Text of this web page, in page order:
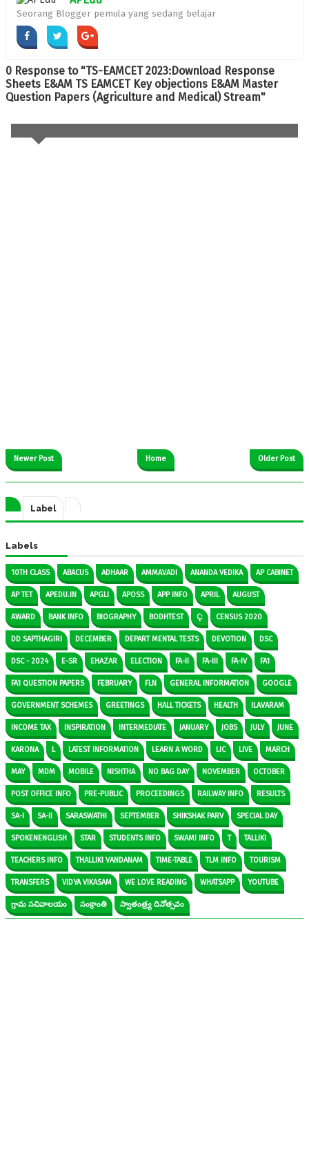
Seorang Blogger pemula yang sedang belajar
0 Response to "TS-EAMCET 2023:Download Response
Sheets E&AM TS EAMCET Key objections E&AM Master
Question Papers (Agriculture and Medical) Stream"
Newer Post Older Post
Home
Label
Labels
10TH CLASS ABACUS ADHAAR AMMAVADI ANANDA VEDIKA AP CABINET
AP TET APEDU.IN APGLI APOSS APP INFO APRIL AUGUST
AWARD BANK INFO BIOGRAPHY BODHTEST Ç: CENSUS 2020
DD SAPTHAGIRI DECEMBER DEPART MENTAL TESTS DEVOTION DSC
DSC - 2024 E-SR EHAZAR ELECTION FA-II FA-III FA-IV FA1
FA1 QUESTION PAPERS FEBRUARY FLN GENERAL INFORMATION GOOGLE
GOVERNMENT SCHEMES GREETINGS HALL TICKETS HEALTH ILAVARAM
INCOME TAX INSPIRATION INTERMEDIATE JANUARY JOBS JULY JUNE
KARONA L LATEST INFORMATION LEARN A WORD LIC LIVE MARCH
MAY MDM MOBILE NISHTHA NO BAG DAY NOVEMBER OCTOBER
POST OFFICE INFO PRE-PUBLIC PROCEEDINGS RAILWAY INFO RESULTS
SA-I SA-II SARASWATHI SEPTEMBER SHIKSHAK PARV SPECIAL DAY
SPOKENENGLISH STAR STUDENTS INFO SWAMI INFO T TALLIKI
TEACHERS INFO THALLIKI VANDANAM TIME-TABLE TLM INFO TOURISM
TRANSFERS VIDYA VIKASAM WE LOVE READING WHATSAPP YOUTUBE
గ్రామ సచివాలయం సంక్రాంతి స్వాతంత్ర్య దినోత్సవం